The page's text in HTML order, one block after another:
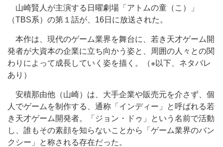
山崎賢人が主演する日曜劇場「アトムの童（こ）」
（TBS系）の第１話が、16日に放送された。
本作は、現代のゲーム業界を舞台に、若き天才ゲーム開
発者が大資本の企業に立ち向かう姿と、周囲の人々との関
わりによって成長していく姿を描く。（※以下、ネタバレ
あり）
安積那由他（山崎）は、大手企業や販売元を介さず、個
人でゲームを制作する、通称「インディー」と呼ばれる若
き天才ゲーム開発者。「ジョン・ドゥ」という名前で活動
し、誰もその素顔を知らないことから「ゲーム業界のバン
クシー」と称される存在だった。